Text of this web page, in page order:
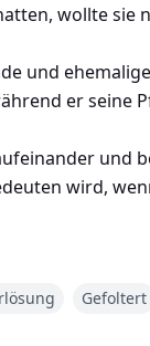
wollte sie
und
er seine
und
wird,
Gefoltert